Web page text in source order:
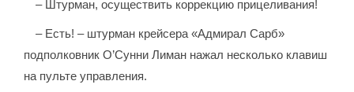
– Штурман, осуществить коррекцию прицеливания!
– Есть! – штурман крейсера «Адмирал Сарб»
подполковник О’Сунни Лиман нажал несколько клавиш
на пульте управления.